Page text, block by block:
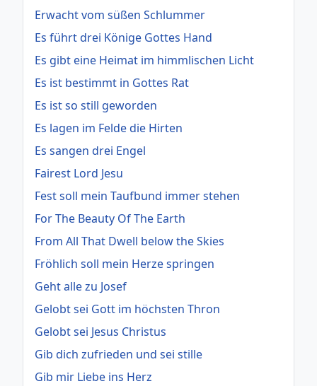
Erwacht vom süßen Schlummer
Es führt drei Könige Gottes Hand
Es gibt eine Heimat im himmlischen Licht
Es ist bestimmt in Gottes Rat
Es ist so still geworden
Es lagen im Felde die Hirten
Es sangen drei Engel
Fairest Lord Jesu
Fest soll mein Taufbund immer stehen
For The Beauty Of The Earth
From All That Dwell below the Skies
Fröhlich soll mein Herze springen
Geht alle zu Josef
Gelobt sei Gott im höchsten Thron
Gelobt sei Jesus Christus
Gib dich zufrieden und sei stille
Gib mir Liebe ins Herz